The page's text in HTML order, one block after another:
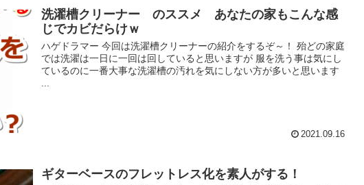
洗濯槽クリーナー のススメ あなたの家もこんな感
じでカビだらけｗ
ハゲドラマー 今回は洗濯槽クリーナーの紹介をするぞ～！ 殆どの家庭
では洗濯は一日に一回は回していると思いますが 服を洗う事は気にし
ているのに一番大事な洗濯槽の汚れを気にしない方が多いと思います
...
2021.09.16
ギターベースのフレットレス化を素人がする！